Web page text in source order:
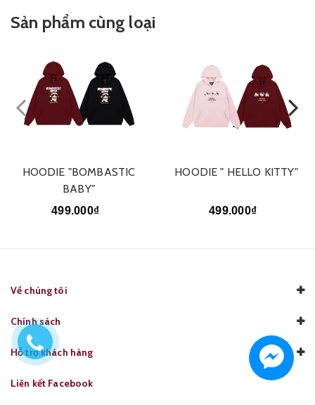
Sản phẩm cùng loại
HOODIE "BOMBASTIC
BABY"
499.000₫
HOODIE " HELLO KITTY"
499.000₫
Về chúng tôi
Chính sách
Hỗ trợ khách hàng
Liên kết Facebook